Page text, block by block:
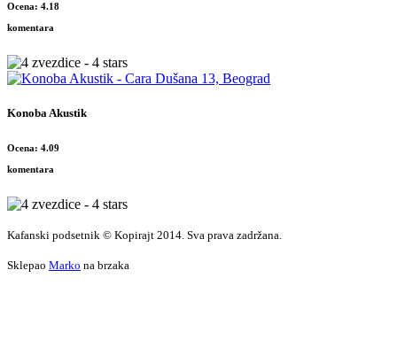
Ocena: 4.18
komentara
Konoba Akustik
Ocena: 4.09
komentara
Kafanski podsetnik © Kopirajt 2014. Sva prava zadržana.
Sklepao Marko na brzaka